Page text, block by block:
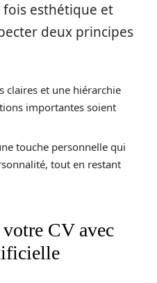
fois esthétique et
deux principes
claires et une hiérarchie
importantes soient
touche personnelle qui
tout en restant
CV avec